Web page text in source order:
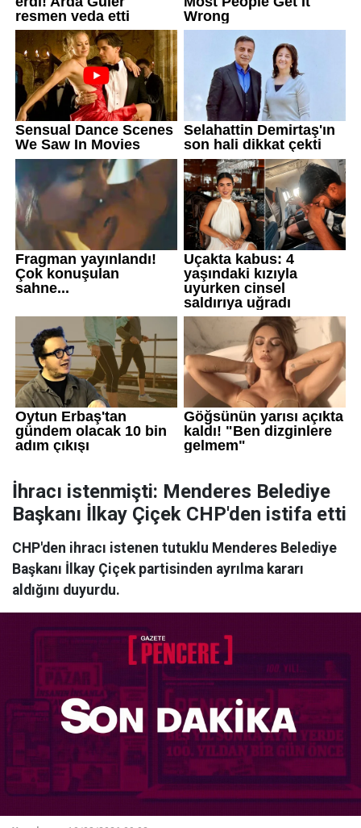
İhracı istenmişti: Menderes Belediye
Başkanı İlkay Çiçek CHP'den istifa etti
CHP'den ihracı istenen tutuklu Menderes Belediye
Başkanı İlkay Çiçek partisinden ayrılma kararı
aldığını duyurdu.